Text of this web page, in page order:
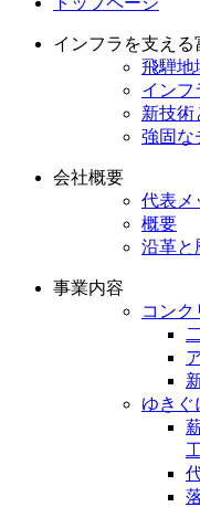
インフラを支える
飛騨地
インフ
新技術
強固な
会社概要
代表メ
概要
沿革と
事業内容
コンク
ゆきぐ